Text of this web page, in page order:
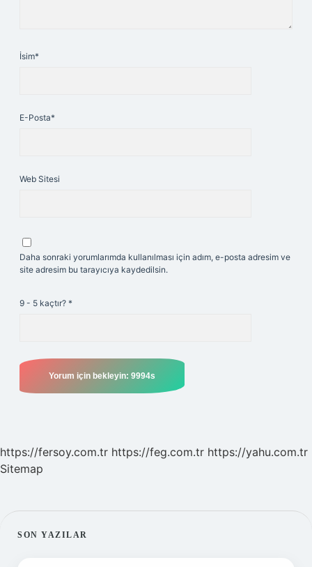
İsim*
E-Posta*
Web Sitesi
Daha sonraki yorumlarımda kullanılması için adım, e-posta adresim ve
site adresim bu tarayıcıya kaydedilsin.
9 - 5 kaçtır? *
https://fersoy.com.tr https://feg.com.tr https://yahu.com.tr
Sitemap
SIDEBAR
SON YAZILAR